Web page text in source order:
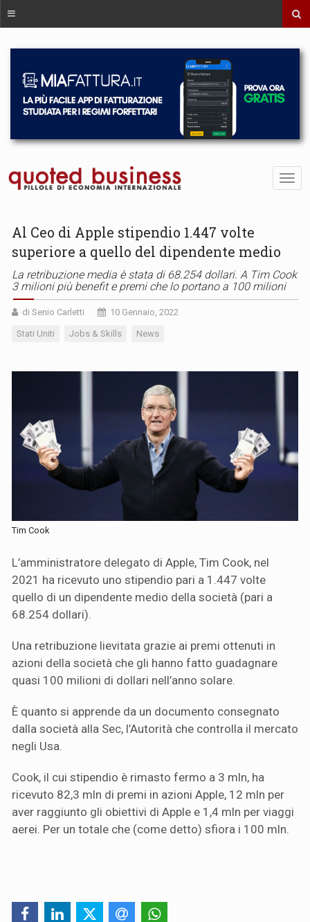
Al Ceo di Apple stipendio 1.447 volte
superiore a quello del dipendente medio
La retribuzione media è stata di 68.254 dollari. A Tim Cook
3 milioni più benefit e premi che lo portano a 100 milioni
di Senio Carletti 10 Gennaio, 2022
Stati Uniti Jobs & Skills News
Tim Cook
L’amministratore delegato di Apple, Tim Cook, nel
2021 ha ricevuto uno stipendio pari a 1.447 volte
quello di un dipendente medio della società (pari a
68.254 dollari).
Una retribuzione lievitata grazie ai premi ottenuti in
azioni della società che gli hanno fatto guadagnare
quasi 100 milioni di dollari nell’anno solare.
È quanto si apprende da un documento consegnato
dalla società alla Sec, l’Autorità che controlla il mercato
negli Usa.
Cook, il cui stipendio è rimasto fermo a 3 mln, ha
ricevuto 82,3 mln di premi in azioni Apple, 12 mln per
aver raggiunto gli obiettivi di Apple e 1,4 mln per viaggi
aerei. Per un totale che (come detto) sfiora i 100 mln.